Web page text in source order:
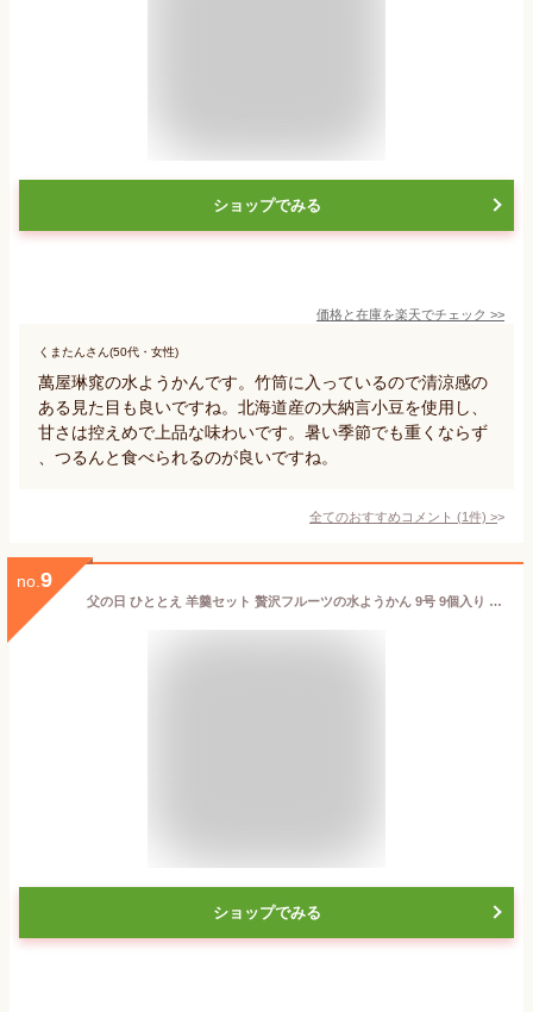
ショップでみる
価格と在庫を楽天でチェック >>
くまたんさん(50代・女性)
萬屋琳窕の水ようかんです。竹筒に入っているので清涼感の
ある見た目も良いですね。北海道産の大納言小豆を使用し、
甘さは控えめで上品な味わいです。暑い季節でも重くならず
、つるんと食べられるのが良いですね。
全てのおすすめコメント (1件) >
no. 9
父の日 ひととえ 羊羹セット 贅沢フルーツの水ようかん 9号 9個入り フルーツようかん ギフト お中元 お供え お返し プレゼント 内祝 おしゃれ 人気
ショップでみる